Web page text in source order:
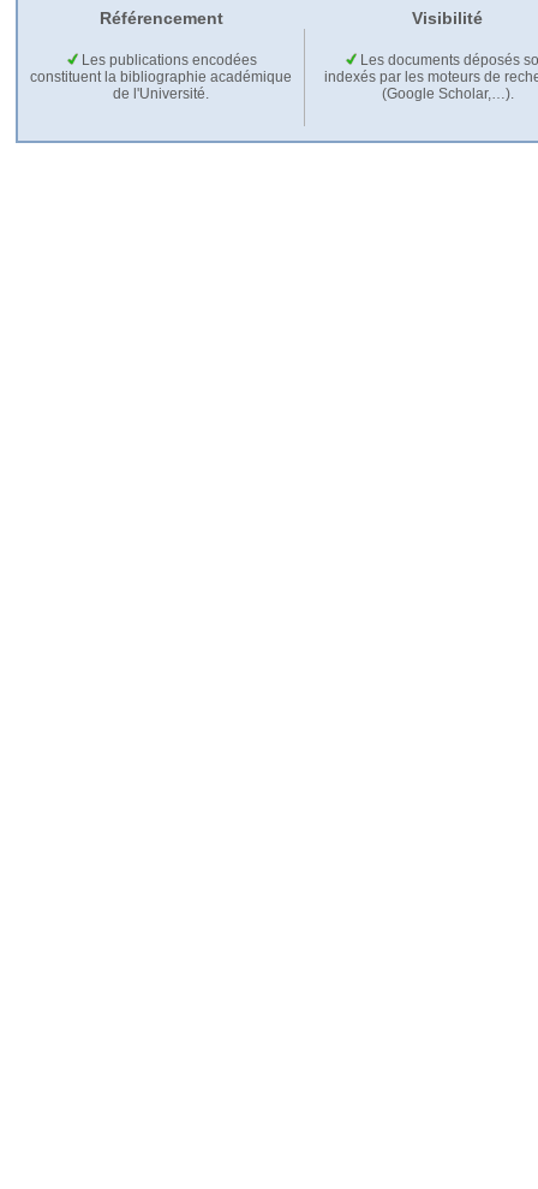
Référencement Visibilité
Les publications encodées
constituent la bibliographie académique
de l'Université.
Les documents déposés
indexés par les moteurs de
(Google Scholar,…).